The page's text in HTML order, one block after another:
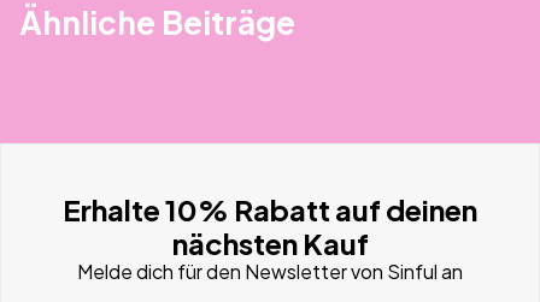
Ähnliche Beiträge
Erhalte 10% Rabatt auf deinen
nächsten Kauf
Melde dich für den Newsletter von Sinful an